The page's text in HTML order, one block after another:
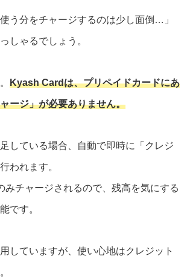
う分をチャージするのは少し面倒…」
しゃるでしょう。
Kyash Cardは、プリペイドカードにあ
ージ」が必要ありません。
している場合、自動で即時に「クレジ
われます。
みチャージされるので、残高を気にする
です。
していますが、使い心地はクレジット